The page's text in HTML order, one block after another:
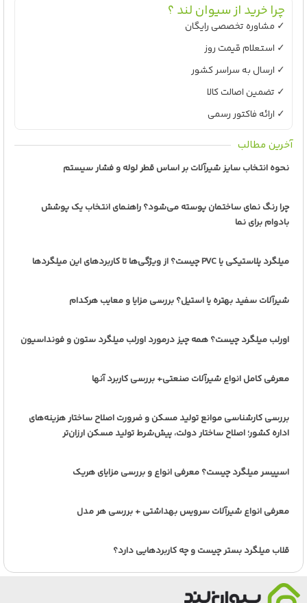
چرا خرید از سیوان لند ؟
✓ مشاوره تخصصی رایگان
✓ استعلام قیمت روز
✓ ارسال به سراسر کشور
✓ تضمین اصالت کالا
✓ ارائه فاکتور رسمی
آخرین مطالب
نحوه انتخاب سایز شیرآلات بر اساس قطر لوله و فشار سیستم
چرا رنگ نمای ساختمان پوسته می‌شود؟ راهنمای انتخاب یک پوشش
بادوام برای نما
میلگرد پلاستیکی یا PVC چیست؟ از ویژگی‌ها تا کاربردهای این میلگردها
شیرآلات سفید بهتره یا استیل؟ بررسی مزایا و معایب هرکدام
اورلب میلگرد چیست؟ همه چیز درمورد اورلب میلگرد ستون و فونداسیون
معرفی کامل انواع شیرآلات صنعتی+ بررسی کاربرد آنها
بررسی کارشناسی موانع تولید مسکن و ضرورت اصلاح ساختار هزینه‌های
اداره کشور؛ اصلاح ساختار دولت، پیش‌شرط تولید مسکن ارزان‌تر
اسپیسر میلگرد چیست؟ معرفی انواع و بررسی مزایای هریک
معرفی انواع شیرآلات سرویس بهداشتی + بررسی هر مدل
قلاب میلگرد بستر چیست و چه کاربردهایی دارد؟